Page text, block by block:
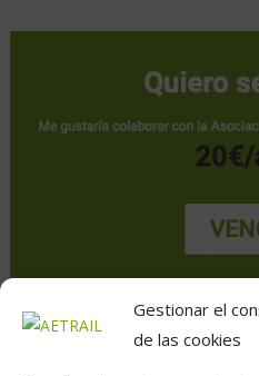
Gestionar el
de las cookies